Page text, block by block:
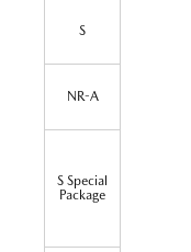
S
NR-A
S Special
Package